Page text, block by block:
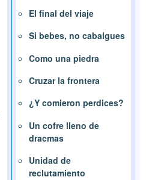
El final del viaje
Si bebes, no cabalgues
Como una piedra
Cruzar la frontera
¿Y comieron perdices?
Un cofre lleno de
dracmas
Unidad de
reclutamiento